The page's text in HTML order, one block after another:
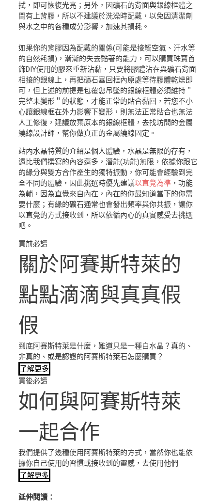
拭，即可恢復光亮；另外，因礦石的背面與銀線框體之
間有上背膠，所以不建議於洗澡時配戴，以免因清潔劑
與水之中的各種成分影響，加速其損耗。
如果你的背膠因為配戴的關係(可能是接觸空氣、汗水等
的自然耗損)，漸漸的失去黏著的能力，可以購買珠寶首
飾DIY使用的膠來重新沾黏，只要將膠體沾在與礦石背面
相接的銀線上，再把礦石塞回框內原處等待膠體乾燥即
可，但上述的前提是包覆您吊墜的銀線框體必須維持＂
完整未變形＂的狀態，才能正常的貼合黏回，若您不小
心讓銀線框在外力影響下變形，則無法正常貼合也無法
人工修復，建議放棄原本的銀線框體，去找坊間的金屬
繞線設計師，幫你做真正的金屬繞線固定。
站內水晶特質的介紹是個人體驗，水晶是無限的存有，
遠比我們撰寫的內容還多，潛能(功能)無限，依據你跟它
的緣分與雙方合作產生的獨特振動，你可能會經驗到完
全不同的體驗，因此挑選時優先建議以直覺為準 ，功能
為輔，因為直覺來自內在，內在的你最知道當下的你需
要什麼；有緣的礦石通常也會發出頻率與你共振，讓你
以直覺的方式接收到，所以依循內心的真實感受去挑選
吧。
買前必讀
關於阿賽斯特萊的
點點滴滴與真真假
假
到底阿賽斯特萊是什麼，難道只是一種白水晶？真的、
非真的、或是認證的阿賽斯特萊石怎麼購買？
了解更多
買後必讀
如何與阿賽斯特萊
一起合作
我們提供了幾種使用阿賽斯特萊的方式，當然你也能依
據你自己使用的習慣或接收到的靈感，去使用他們
了解更多
延伸閱讀：